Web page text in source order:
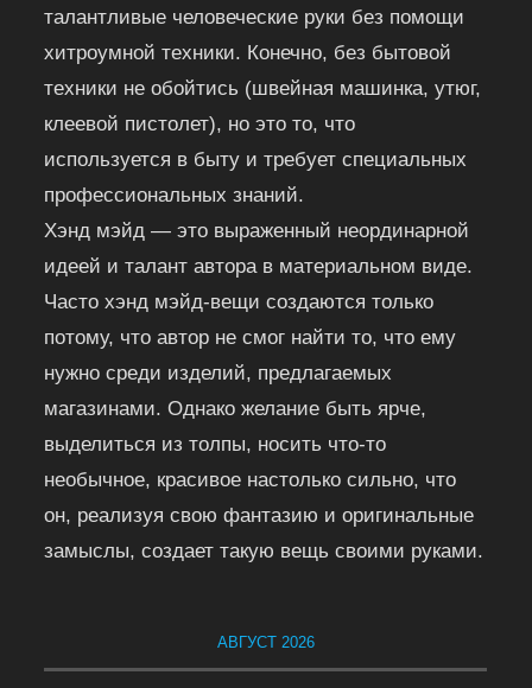
талантливые человеческие руки без помощи
хитроумной техники. Конечно, без бытовой
техники не обойтись (швейная машинка, утюг,
клеевой пистолет), но это то, что
используется в быту и требует специальных
профессиональных знаний.
Хэнд мэйд — это выраженный неординарной
идеей и талант автора в материальном виде.
Часто хэнд мэйд-вещи создаются только
потому, что автор не смог найти то, что ему
нужно среди изделий, предлагаемых
магазинами. Однако желание быть ярче,
выделиться из толпы, носить что-то
необычное, красивое настолько сильно, что
он, реализуя свою фантазию и оригинальные
замыслы, создает такую вещь своими руками.
АВГУСТ 2026